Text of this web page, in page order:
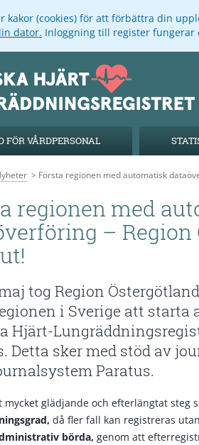
kakor (cookies) för att förbättra din
dator. Inloggning till register fungerar
FÖR VÅRDPERSONAL
Första regionen med automatisk
regionen med
–
tog Region
i Sverige att
Hjärt-
Detta sker med stöd av
Paratus.
mycket glädjande och efterlängtat steg
då fler fall kan registreras
börda, genom att